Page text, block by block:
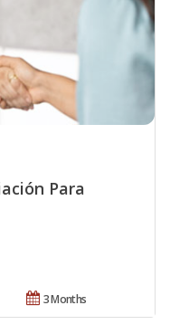
Para
3 Months